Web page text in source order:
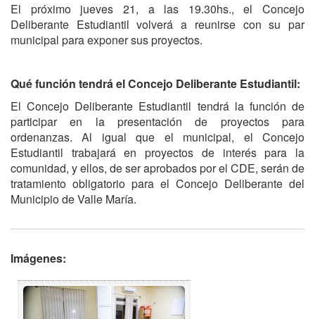
El próximo jueves 21, a las 19.30hs., el Concejo
Deliberante Estudiantil volverá a reunirse con su par
municipal para exponer sus proyectos.
Qué función tendrá el Concejo Deliberante Estudiantil:
El Concejo Deliberante Estudiantil tendrá la función de
participar en la presentación de proyectos para
ordenanzas. Al igual que el municipal, el Concejo
Estudiantil trabajará en proyectos de interés para la
comunidad, y ellos, de ser aprobados por el CDE, serán de
tratamiento obligatorio para el Concejo Deliberante del
Municipio de Valle María.
Imágenes: